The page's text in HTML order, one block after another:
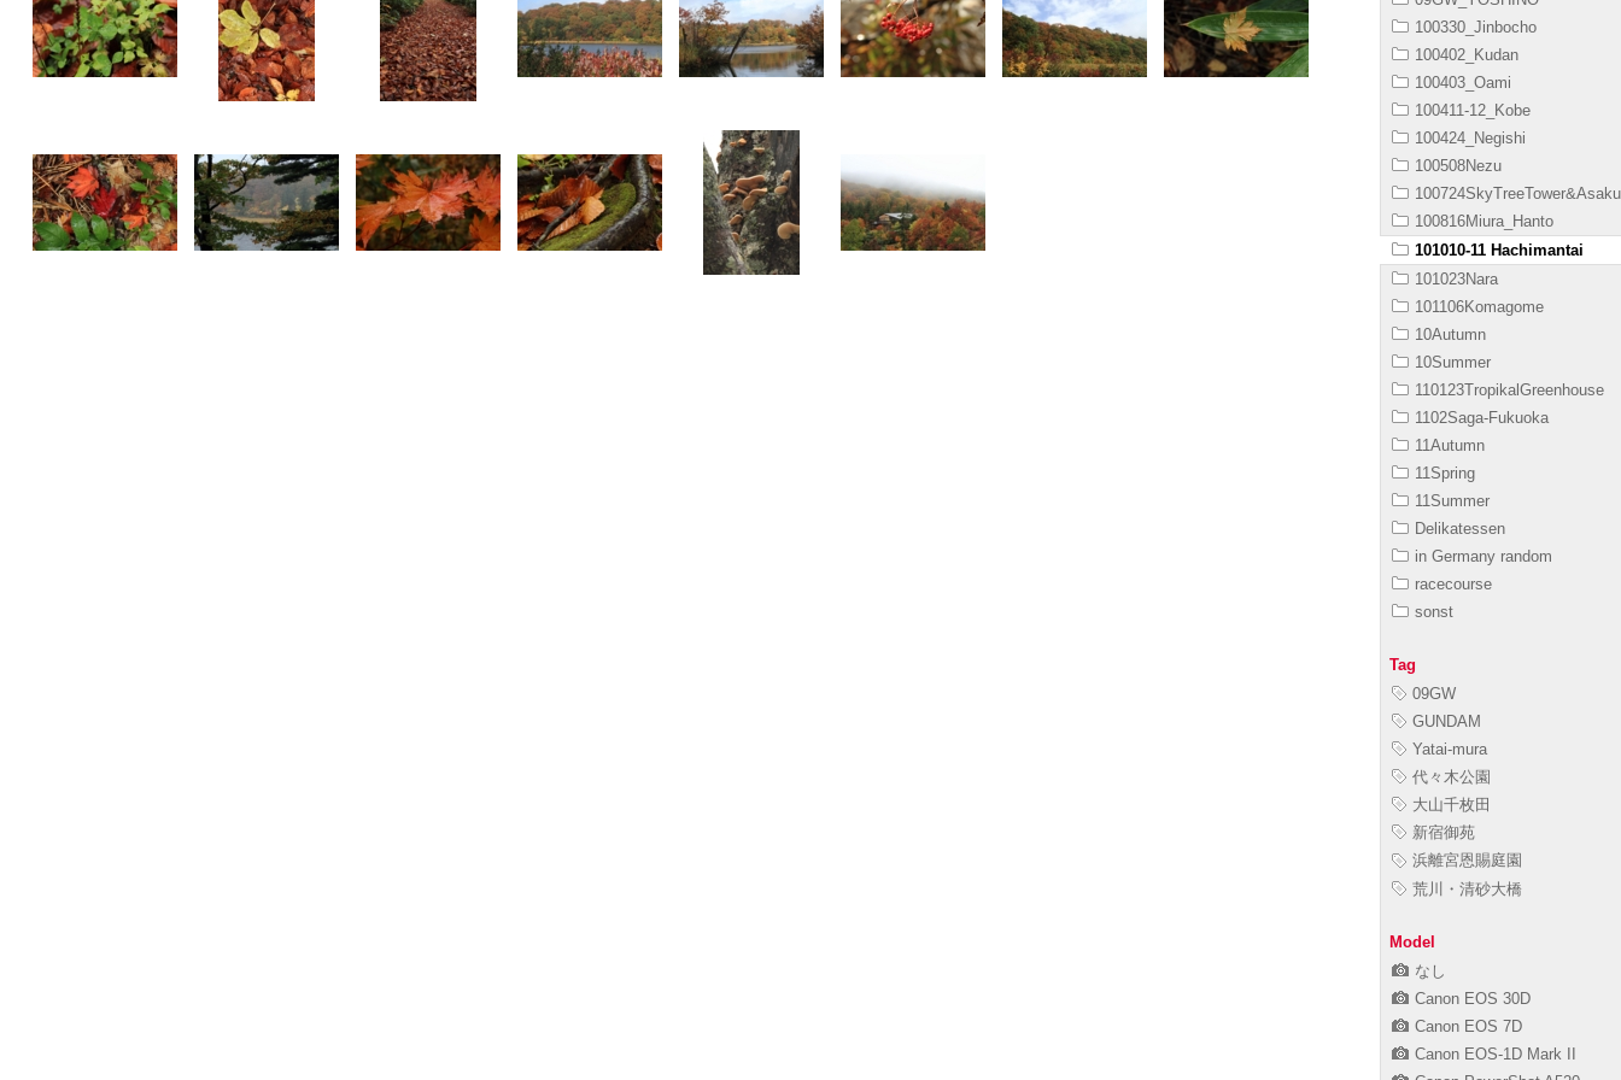
100330_Jinbocho
100402_Kudan
100403_Oami
100411-12_Kobe
100424_Negishi
100508Nezu
100724SkyTreeTower&Asaku
100816Miura_Hanto
101010-11 Hachimantai
101023Nara
101106Komagome
10Autumn
10Summer
110123TropikalGreenhouse
1102Saga-Fukuoka
11Autumn
11Spring
11Summer
Delikatessen
in Germany random
racecourse
sonst
Tag
09GW
GUNDAM
Yatai-mura
代々木公園
大山千枚田
新宿御苑
浜離宮恩賜庭園
荒川・清砂大橋
Model
なし
Canon EOS 30D
Canon EOS 7D
Canon EOS-1D Mark II